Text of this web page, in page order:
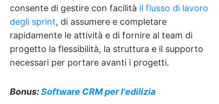
consente di gestire con facilità il flusso di lavoro
degli sprint, di assumere e completare
rapidamente le attività e di fornire al team di
progetto la flessibilità, la struttura e il supporto
necessari per portare avanti i progetti.
Bonus:Software CRM per l'edilizia